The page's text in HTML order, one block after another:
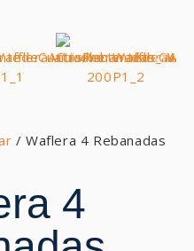
/ Waflera 4 Rebanadas
4